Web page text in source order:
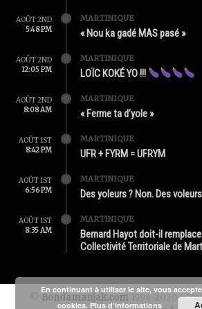
AOÛT 2ND
5:48 PM
MARTINIQUE
« Nou ka gadé MAS pasé »
AOÛT 2ND
12:05 PM
MARTINIQUE
LOÏC KOKÉ YO !!!
AOÛT 2ND
8:08 AM
MARTINIQUE
« Ferme ta d’yole »
AOÛT 1ST
8:42 PM
MARTINIQUE
UFR + FYRM = UFRYM
AOÛT 1ST
6:56 PM
MARTINIQUE
Des yoleurs ? Non. Des
AOÛT 1ST
8:35 AM
MARTINIQUE
Bernard Hayot doit-il
Collectivité Territoriale de
Bondamanjak.com 1994-2020 -
En continuant à utiliser le site, vous
cookies. Plus d’informations